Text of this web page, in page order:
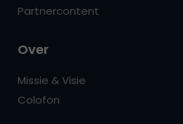
Partnercontent
Over
Missie & Visie
Colofon